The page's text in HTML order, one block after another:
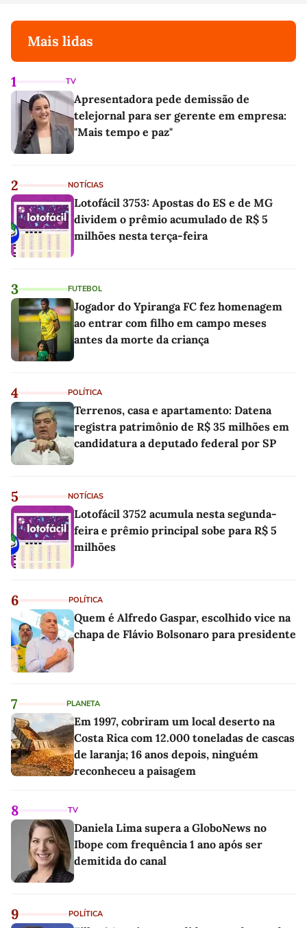
Mais lidas
1 TV
Apresentadora pede demissão de
telejornal para ser gerente em empresa:
"Mais tempo e paz"
2 NOTÍCIAS
Lotofácil 3753: Apostas do ES e de MG
dividem o prêmio acumulado de R$ 5
milhões nesta terça-feira
3 FUTEBOL
Jogador do Ypiranga FC fez homenagem
ao entrar com filho em campo meses
antes da morte da criança
4 POLÍTICA
Terrenos, casa e apartamento: Datena
registra patrimônio de R$ 35 milhões em
candidatura a deputado federal por SP
5 NOTÍCIAS
Lotofácil 3752 acumula nesta segunda-
feira e prêmio principal sobe para R$ 5
milhões
6 POLÍTICA
Quem é Alfredo Gaspar, escolhido vice na
chapa de Flávio Bolsonaro para presidente
7 PLANETA
Em 1997, cobriram um local deserto na
Costa Rica com 12.000 toneladas de cascas
de laranja; 16 anos depois, ninguém
reconheceu a paisagem
8 TV
Daniela Lima supera a GloboNews no
Ibope com frequência 1 ano após ser
demitida do canal
9 POLÍTICA